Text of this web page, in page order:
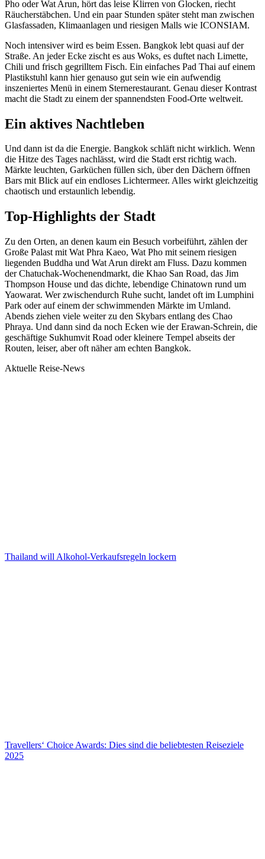
Pho oder Wat Arun, hört das leise Klirren von Glocken, riecht
Räucherstäbchen. Und ein paar Stunden später steht man zwischen
Glasfassaden, Klimaanlagen und riesigen Malls wie ICONSIAM.
Noch intensiver wird es beim Essen. Bangkok lebt quasi auf der
Straße. An jeder Ecke zischt es aus Woks, es duftet nach Limette,
Chili und frisch gegrilltem Fisch. Ein einfaches Pad Thai auf einem
Plastikstuhl kann hier genauso gut sein wie ein aufwendig
inszeniertes Menü in einem Sternerestaurant. Genau dieser Kontrast
macht die Stadt zu einem der spannendsten Food-Orte weltweit.
Ein aktives Nachtleben
Und dann ist da die Energie. Bangkok schläft nicht wirklich. Wenn
die Hitze des Tages nachlässt, wird die Stadt erst richtig wach.
Märkte leuchten, Garküchen füllen sich, über den Dächern öffnen
Bars mit Blick auf ein endloses Lichtermeer. Alles wirkt gleichzeitig
chaotisch und erstaunlich lebendig.
Top-Highlights der Stadt
Zu den Orten, an denen kaum ein Besuch vorbeiführt, zählen der
Große Palast mit Wat Phra Kaeo, Wat Pho mit seinem riesigen
liegenden Buddha und Wat Arun direkt am Fluss. Dazu kommen
der Chatuchak-Wochenendmarkt, die Khao San Road, das Jim
Thompson House und das dichte, lebendige Chinatown rund um
Yaowarat. Wer zwischendurch Ruhe sucht, landet oft im Lumphini
Park oder auf einem der schwimmenden Märkte im Umland.
Abends ziehen viele weiter zu den Skybars entlang des Chao
Phraya. Und dann sind da noch Ecken wie der Erawan-Schrein, die
geschäftige Sukhumvit Road oder kleinere Tempel abseits der
Routen, leiser, aber oft näher am echten Bangkok.
Aktuelle Reise-News
Thailand will Alkohol-Verkaufsregeln lockern
Travellers‘ Choice Awards: Dies sind die beliebtesten Reiseziele
2025